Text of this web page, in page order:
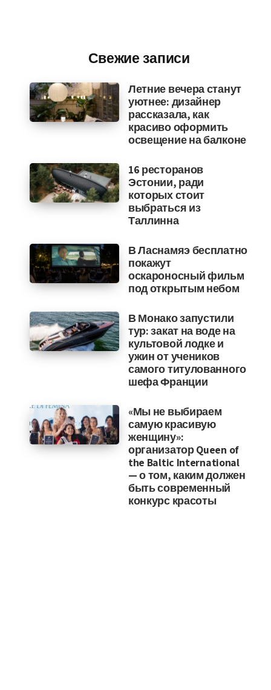
Свежие записи
Летние вечера станут
уютнее: дизайнер
рассказала, как
красиво оформить
освещение на балконе
16 ресторанов
Эстонии, ради
которых стоит
выбраться из
Таллинна
В Ласнамяэ бесплатно
покажут
оскароносный фильм
под открытым небом
В Монако запустили
тур: закат на воде на
культовой лодке и
ужин от учеников
самого титулованного
шефа Франции
«Мы не выбираем
самую красивую
женщину»:
организатор Queen of
the Baltic International
— о том, каким должен
быть современный
конкурс красоты